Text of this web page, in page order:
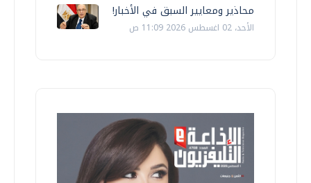
محاذير ومعايير السبق في الأخبار!
الأحد، 02 اغسطس 2026 11:09 ص